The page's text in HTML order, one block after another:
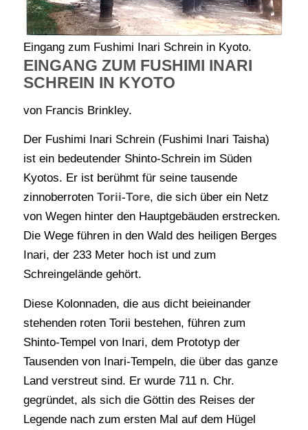
Eingang zum Fushimi Inari Schrein in Kyoto.
EINGANG ZUM FUSHIMI INARI
SCHREIN IN KYOTO
von Francis Brinkley.
Der Fushimi Inari Schrein (Fushimi Inari Taisha)
ist ein bedeutender Shinto-Schrein im Süden
Kyotos. Er ist berühmt für seine tausende
zinnoberroten Torii-Tore, die sich über ein Netz
von Wegen hinter den Hauptgebäuden erstrecken.
Die Wege führen in den Wald des heiligen Berges
Inari, der 233 Meter hoch ist und zum
Schreingelände gehört.
Diese Kolonnaden, die aus dicht beieinander
stehenden roten Torii bestehen, führen zum
Shinto-Tempel von Inari, dem Prototyp der
Tausenden von Inari-Tempeln, die über das ganze
Land verstreut sind. Er wurde 711 n. Chr.
gegründet, als sich die Göttin des Reises der
Legende nach zum ersten Mal auf dem Hügel